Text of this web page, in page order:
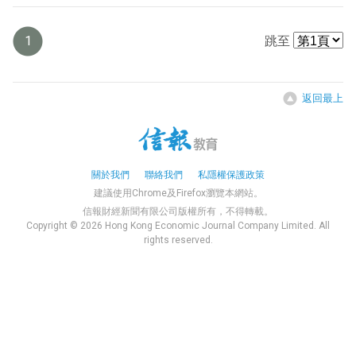
1 跳至
返回最上
關於我們 聯絡我們
私隱權保護政策
建議使用Chrome及Firefox瀏覽本網站。
信報財經新聞有限公司版權所有，不得轉載。
Copyright © 2026 Hong Kong Economic Journal Company Limited. All
rights reserved.